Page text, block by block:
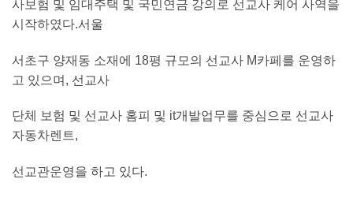
사보험 및 임대주택 및 국민연금 강의로 선교사 케어 사역을
시작하였다.서울
서초구 양재동 소재에 18평 규모의 선교사 M카페를 운영하
고 있으며 , 선교사
단체 보험 및 선교사 홈피 및 it개발업무를 중심으로 선교사
자동차렌트,
선교관운영을 하고 있다.